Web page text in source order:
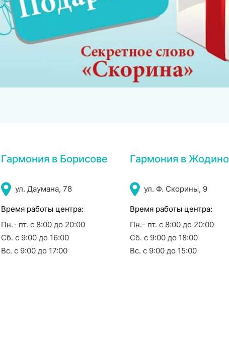
Гармония в Борисове
ул. Даумана, 78
Время работы центра:
Пн.- пт. с 8:00 до 20:00
Сб. с 9:00 до 16:00
Вс. с 9:00 до 17:00
Гармония в Жодино
ул. Ф. Скорины, 9
Время работы центра:
Пн.- пт. с 8:00 до 20:00
Сб. с 9:00 до 18:00
Вс. с 9:00 до 15:00